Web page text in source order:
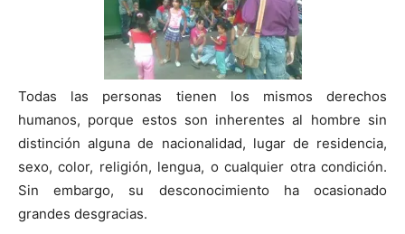
Todas las personas tienen los mismos derechos
humanos, porque estos son inherentes al hombre sin
distinción alguna de nacionalidad, lugar de residencia,
sexo, color, religión, lengua, o cualquier otra condición.
Sin embargo, su desconocimiento ha ocasionado
grandes desgracias.